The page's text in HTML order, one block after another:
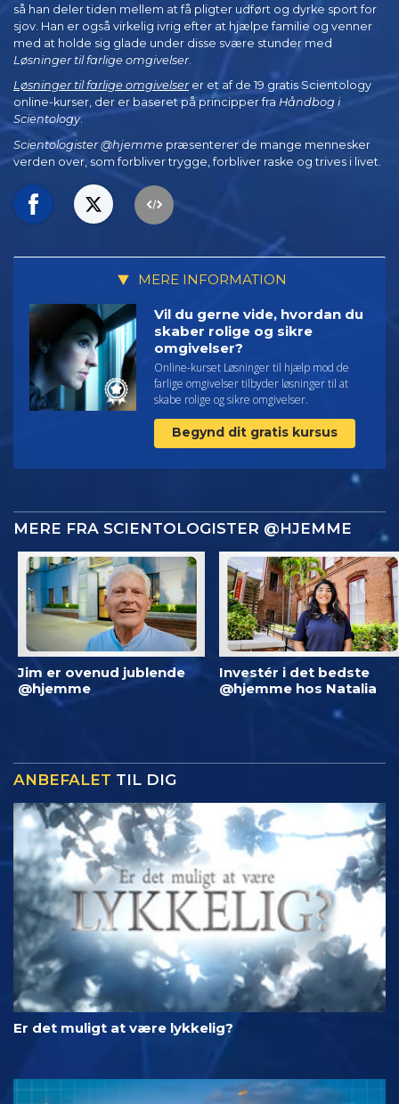
så han deler tiden mellem at få pligter udført og dyrke sport for
sjov. Han er også virkelig ivrig efter at hjælpe familie og venner
med at holde sig glade under disse svære stunder med
Løsninger til farlige omgivelser.
Løsninger til farlige omgivelserer et af de 19 gratis Scientology
online-kurser, der er baseret på principper fra Håndbog i
Scientology.
Scientologister @hjemme præsenterer de mange mennesker
verden over, som forbliver trygge, forbliver raske og trives i livet.
MERE INFORMATION
Vil du gerne vide, hvordan du
skaber rolige og sikre
omgivelser?
Online-kurset Løsninger til hjælp mod de
farlige omgivelser tilbyder løsninger til at
skabe rolige og sikre omgivelser.
Begynd dit gratis kursus
MERE FRA SCIENTOLOGISTER @HJEMME
Jim er ovenud jublende
@hjemme
Investér i det bedste
@hjemme hos Natalia
ANBEFALET TIL DIG
Er det muligt at være lykkelig?